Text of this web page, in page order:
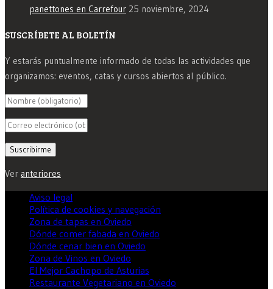
panettones en Carrefour 25 noviembre, 2024
SUSCRÍBETE AL BOLETÍN
Y estarás puntualmente informado de todas las actividades que
organizamos: eventos, catas y cursos abiertos al público.
Ver anteriores
Aviso legal
Política de cookies y navegación
Zona de tapas en Oviedo
Dónde comer fabada en Oviedo
Dónde cenar bien en Oviedo
Zona de Vinos en Oviedo
El Mejor Cachopo de Asturias
Restaurante Vegetariano en Oviedo